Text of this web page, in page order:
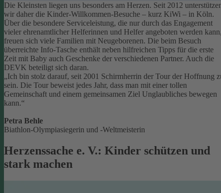
Die Kleinsten liegen uns besonders am Herzen. Seit 2012
wir daher die Kinder-Willkommen-Besuche – kurz KiWi – in Köln.
Über die besondere Serviceleistung, die nur durch das Engagement
vieler ehrenamtlicher Helferinnen und Helfer angeboten werden
freuen sich viele Familien mit Neugeborenen. Die beim Besuch
überreichte Info-Tasche enthält neben hilfreichen Tipps für die erste
Zeit mit Baby auch Geschenke der verschiedenen Partner. Auch die
DEVK beteiligt sich daran.
„Ich bin stolz darauf, seit 2001 Schirmherrin der Tour der Hoffnung
sein. Die Tour beweist jedes Jahr, dass man mit einer tollen
Gemeinschaft und einem gemeinsamen Ziel Unglaubliches bewegen
kann.“
Petra Behle
Biathlon-Olympiasiegerin und -Weltmeisterin
Herzenssache e. V.: Kinder schützen und
stark machen